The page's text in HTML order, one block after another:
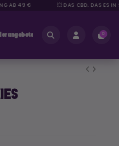
49 € 💥 DAS CBD, DAS ES IN
Bereich für Fachleute
0